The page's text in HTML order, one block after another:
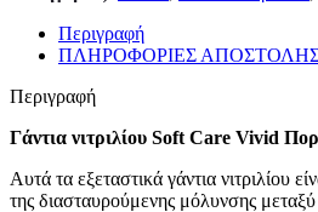
Περιγραφή
ΠΛΗΡΟΦΟΡΙΕΣ
Περιγραφή
Γάντια νιτριλίου Soft Care Vivid
Αυτά τα εξεταστικά γάντια νιτριλίου
της διασταυρούμενης μόλυνσης